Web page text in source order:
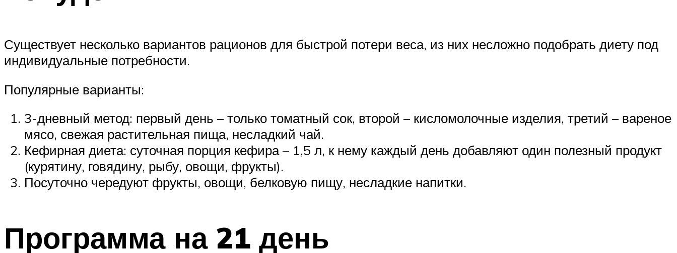
Существует несколько вариантов рационов для быстрой потери веса, из них несложно подобрать диету под
индивидуальные потребности.
Популярные варианты:
3-дневный метод: первый день – только томатный сок, второй – кисломолочные изделия, третий – вареное
мясо, свежая растительная пища, несладкий чай.
Кефирная диета: суточная порция кефира – 1,5 л, к нему каждый день добавляют один полезный продукт
(курятину, говядину, рыбу, овощи, фрукты).
Посуточно чередуют фрукты, овощи, белковую пищу, несладкие напитки.
Программа на 21 день